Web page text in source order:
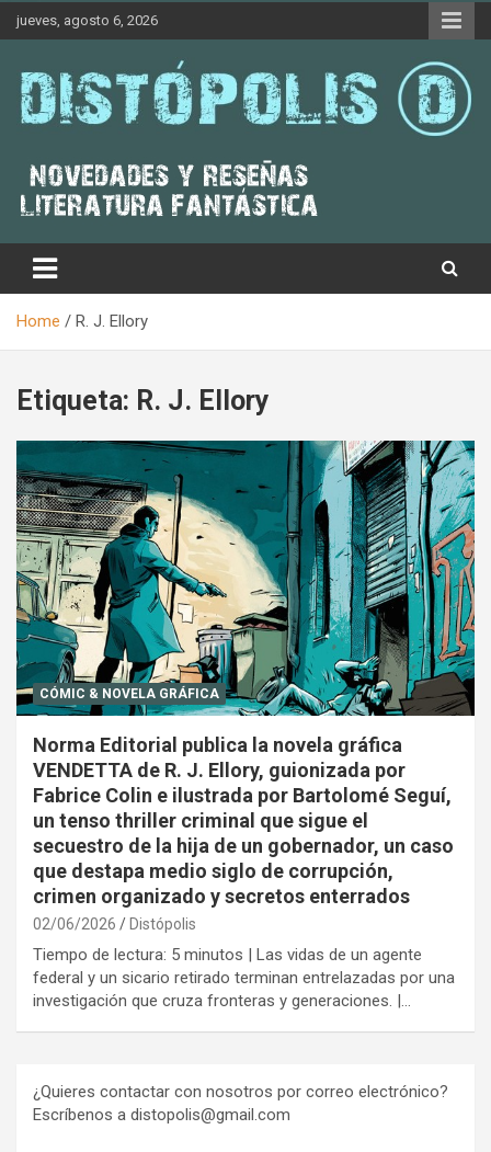
jueves, agosto 6, 2026
Distópolis
Home R. J. Ellory
Etiqueta: R. J. Ellory
CÓMIC & NOVELA GRÁFICA
Norma Editorial publica la novela gráfica
VENDETTA de R. J. Ellory, guionizada por
Fabrice Colin e ilustrada por Bartolomé Seguí,
un tenso thriller criminal que sigue el
secuestro de la hija de un gobernador, un caso
que destapa medio siglo de corrupción,
crimen organizado y secretos enterrados
02/06/2026 Distópolis
Tiempo de lectura: 5 minutos | Las vidas de un agente
federal y un sicario retirado terminan entrelazadas por una
investigación que cruza fronteras y generaciones. |…
¿Quieres contactar con nosotros por correo electrónico?
Escríbenos a distopolis@gmail.com